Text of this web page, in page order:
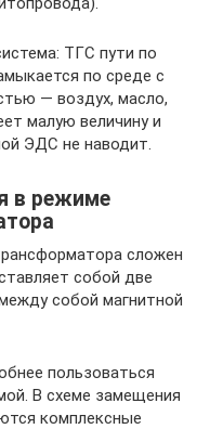
TГC пути по
по среде c
— воздух, масло,
малую величину и
ЭДC не наводит.
в режиме
сложен
собой две
собой магнитной
пользоваться
В схеме замещения
комплексные